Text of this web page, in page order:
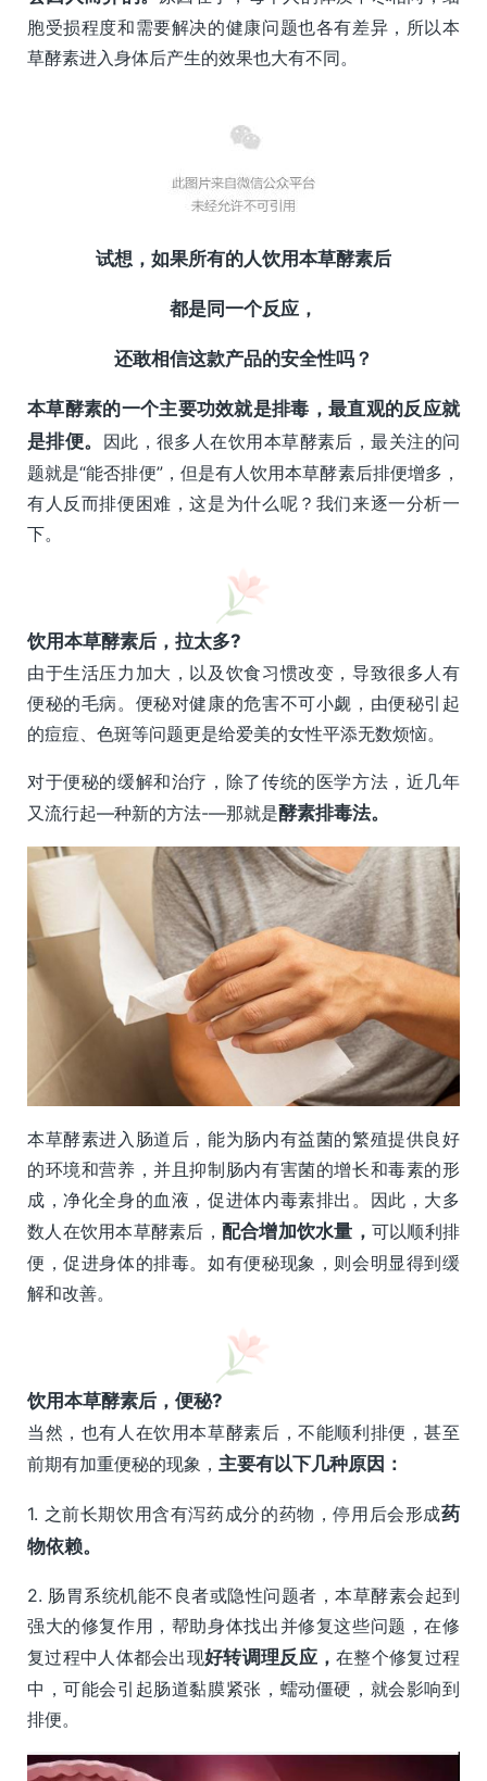
胞受损程度和需要解决的健康问题也各有差异，所以本
草酵素进入身体后产生的效果也大有不同。
试想，如果所有的人饮用本草酵素后
都是同一个反应，
还敢相信这款产品的安全性吗？
本草酵素的一个主要功效就是排毒，最直观的反应就
是排便。 因此，很多人在饮用本草酵素后，最关注的问
题就是“能否排便”，但是有人饮用本草酵素后排便增多，
有人反而排便困难，这是为什么呢？我们来逐一分析一
下。
饮用本草酵素后，拉太多?
由于生活压力加大，以及饮食习惯改变，导致很多人有
便秘的毛病。便秘对健康的危害不可小觑，由便秘引起
的痘痘、色斑等问题更是给爱美的女性平添无数烦恼。
对于便秘的缓解和治疗，除了传统的医学方法，近几年
又流行起―种新的方法-—那就是酵素排毒法。
本草酵素进入肠道后，能为肠内有益菌的繁殖提供良好
的环境和营养，并且抑制肠内有害菌的增长和毒素的形
成，净化全身的血液，促进体内毒素排出。因此，大多
数人在饮用本草酵素后， 配合增加饮水量， 可以顺利排
便，促进身体的排毒。如有便秘现象，则会明显得到缓
解和改善。
饮用本草酵素后，便秘?
当然，也有人在饮用本草酵素后，不能顺利排便，甚至
前期有加重便秘的现象， 主要有以下几种原因：
1. 之前长期饮用含有泻药成分的药物，停用后会形成药
物依赖。
2. 肠胃系统机能不良者或隐性问题者，本草酵素会起到
强大的修复作用，帮助身体找出并修复这些问题，在修
复过程中人体都会出现好转调理反应，在整个修复过程
中，可能会引起肠道黏膜紧张，蠕动僵硬，就会影响到
排便。